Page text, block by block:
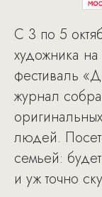
C 3 по 5
художника
фестиваль
журнал
людей.
семьей:
и уж точно